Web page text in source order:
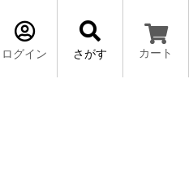
ログイン さがす カート